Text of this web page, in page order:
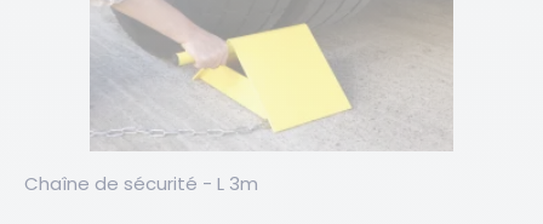
Chaîne de sécurité - L 3m